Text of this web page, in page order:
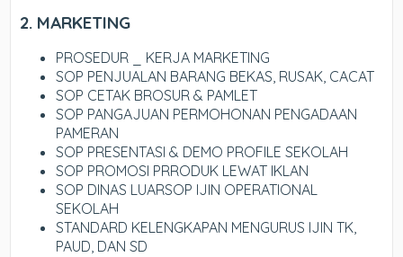
2. MARKETING
PROSEDUR _ KERJA MARKETING
SOP PENJUALAN BARANG BEKAS, RUSAK, CACAT
SOP CETAK BROSUR & PAMLET
SOP PANGAJUAN PERMOHONAN PENGADAAN
PAMERAN
SOP PRESENTASI & DEMO PROFILE SEKOLAH
SOP PROMOSI PRRODUK LEWAT IKLAN
SOP DINAS LUARSOP IJIN OPERATIONAL
SEKOLAH
STANDARD KELENGKAPAN MENGURUS IJIN TK,
PAUD, DAN SD